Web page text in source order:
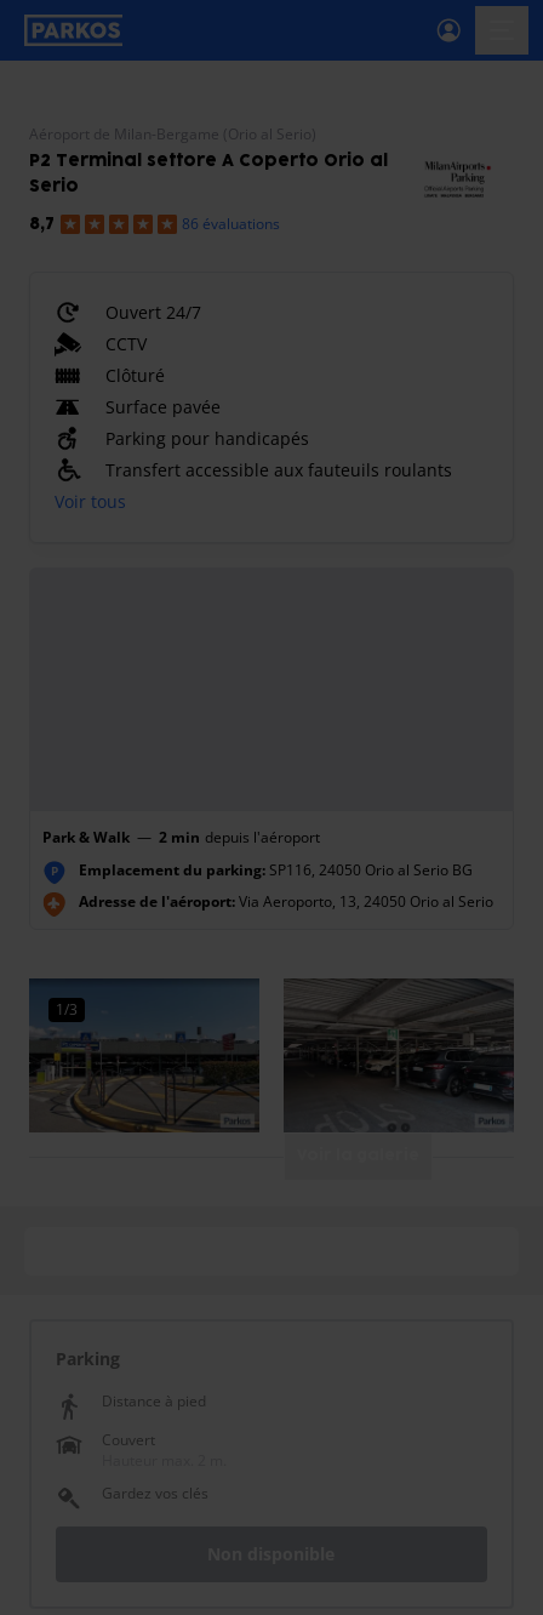
étiquette-de-navigation-principale
Aéroport de Milan-Bergame (Orio al Serio)
P2 Terminal settore A Coperto Orio al
Serio
8,7 86 évaluations
Ouvert 24/7
CCTV
Clôturé
Surface pavée
Parking pour handicapés
Transfert accessible aux fauteuils roulants
Voir tous
Park & Walk — 2 min depuis l'aéroport
P Emplacement du parking: SP116, 24050 Orio al Serio BG
Adresse de l'aéroport:Via Aeroporto, 13, 24050 Orio al Serio
1/3
Parking
Distance à pied
Couvert
Gardez vos clés